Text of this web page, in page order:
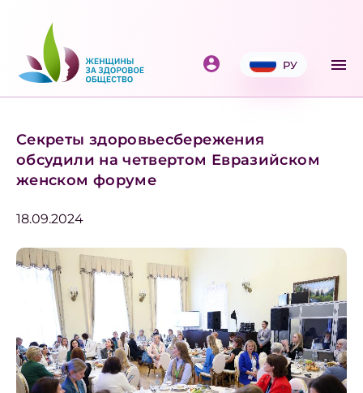
РУ
18.09.2024
Секреты здоровьесбережения
обсудили на четвертом Евразийском
женском форуме